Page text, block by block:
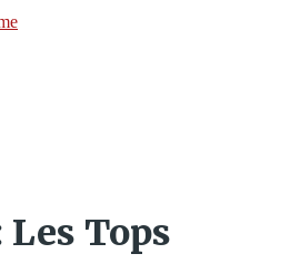
Les Tops